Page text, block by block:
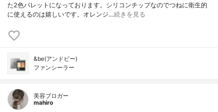
た2色パレットになっております。シリコンチップなのでつねに衛生的
に使えるのは嬉しいです。オレンジ…続きを見る
&be(アンドビー)
ファンシーラー
美容ブロガー
mahiro